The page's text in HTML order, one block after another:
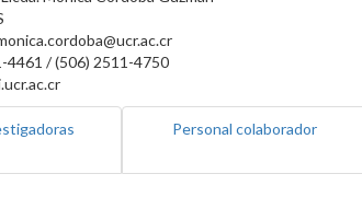
4461 / (506) 2511-4750
Personal colaborador